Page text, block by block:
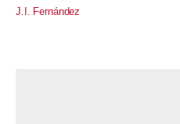
J.I. Fernández